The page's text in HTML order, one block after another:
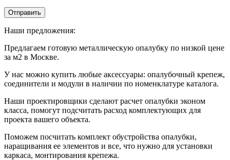
Наши предложения:
Предлагаем готовую металлическую опалубку по низкой цене
за м2 в Москве.
У нас можно купить любые аксессуары: опалубочный крепеж,
соединители и модули в наличии по номенклатуре каталога.
Наши проектировщики сделают расчет опалубки эконом
класса, помогут подсчитать расход комплектующих для
проекта вашего объекта.
Поможем посчитать комплект обустройства опалубки,
наращивания ее элементов и все, что нужно для установки
каркаса, монтирования крепежа.